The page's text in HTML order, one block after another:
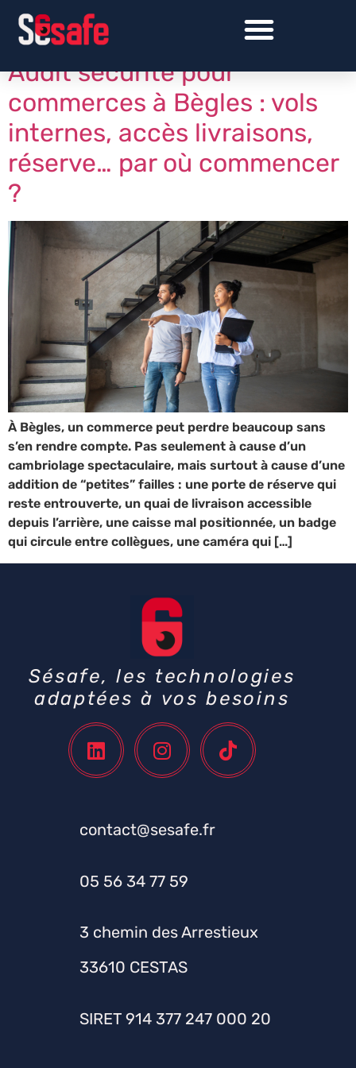
Jour : 15 avril 2026
Audit sécurité pour
commerces à Bègles : vols
internes, accès livraisons,
réserve… par où commencer
?
À Bègles, un commerce peut perdre beaucoup sans
s’en rendre compte. Pas seulement à cause d’un
cambriolage spectaculaire, mais surtout à cause d’une
addition de “petites” failles : une porte de réserve qui
reste entrouverte, un quai de livraison accessible
depuis l’arrière, une caisse mal positionnée, un badge
qui circule entre collègues, une caméra qui […]
Sésafe, les technologies
adaptées à vos besoins
contact@sesafe.fr
05 56 34 77 59
3 chemin des Arrestieux
33610 CESTAS
SIRET 914 377 247 000 20